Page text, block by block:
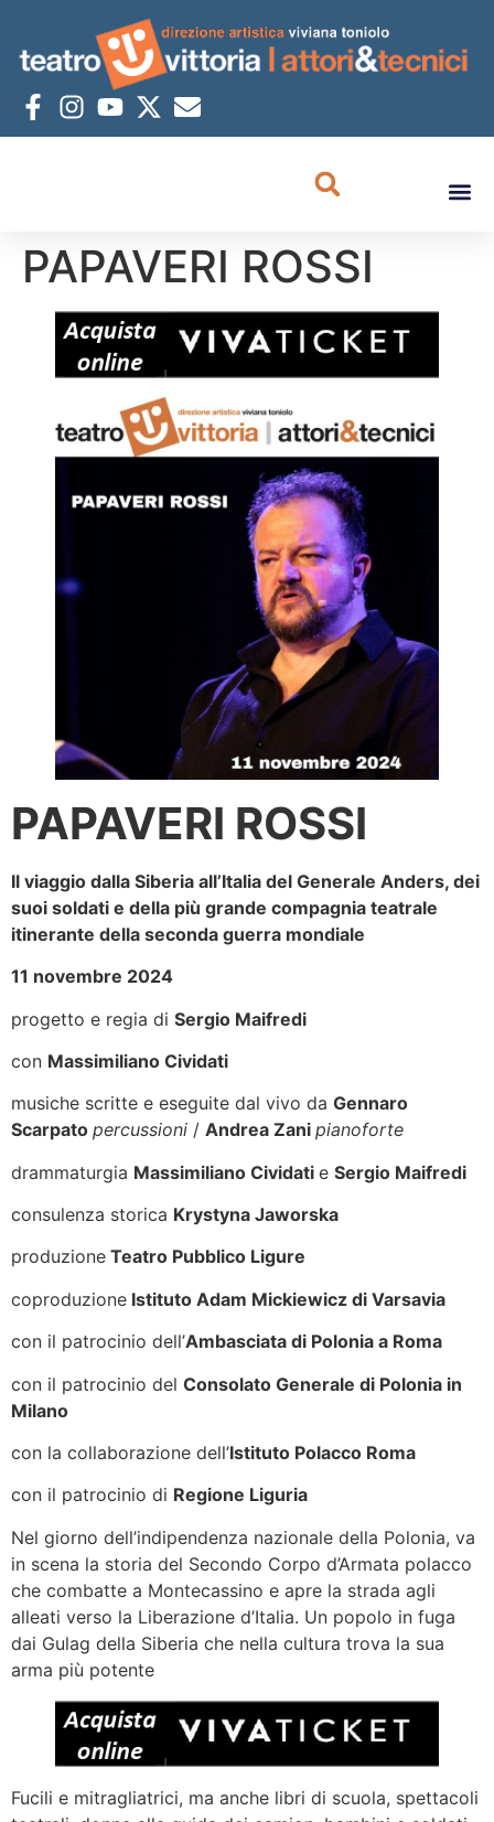
PAPAVERI ROSSI
PAPAVERI ROSSI
Il viaggio dalla Siberia all’Italia del Generale Anders, dei
suoi soldati e della più grande compagnia teatrale
itinerante della seconda guerra mondiale
11 novembre 2024
progetto e regia di Sergio Maifredi
con Massimiliano Cividati
musiche scritte e eseguite dal vivo da Gennaro
Scarpato percussioni / Andrea Zani pianoforte
drammaturgia Massimiliano Cividati e Sergio Maifredi
consulenza storica Krystyna Jaworska
produzione Teatro Pubblico Ligure
coproduzione Istituto Adam Mickiewicz di Varsavia
con il patrocinio dell’Ambasciata di Polonia a Roma
con il patrocinio del Consolato Generale di Polonia in
Milano
con la collaborazione dell’Istituto Polacco Roma
con il patrocinio di Regione Liguria
Nel giorno dell’indipendenza nazionale della Polonia, va
in scena la storia del Secondo Corpo d’Armata polacco
che combatte a Montecassino e apre la strada agli
alleati verso la Liberazione d’Italia. Un popolo in fuga
dai Gulag della Siberia che nella cultura trova la sua
arma più potente
Fucili e mitragliatrici, ma anche libri di scuola, spettacoli